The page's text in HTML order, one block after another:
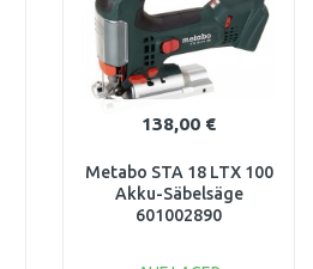
138,00 €
Metabo STA 18 LTX 100
Akku-Säbelsäge
601002890